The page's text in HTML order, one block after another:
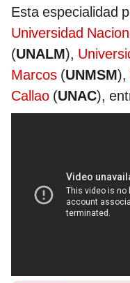
Esta especialidad
Universidad
(UNALM),
Marcos (UNMSM),
Callao (UNAC),